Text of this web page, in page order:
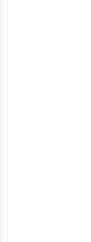
Sivri
Fiyatı